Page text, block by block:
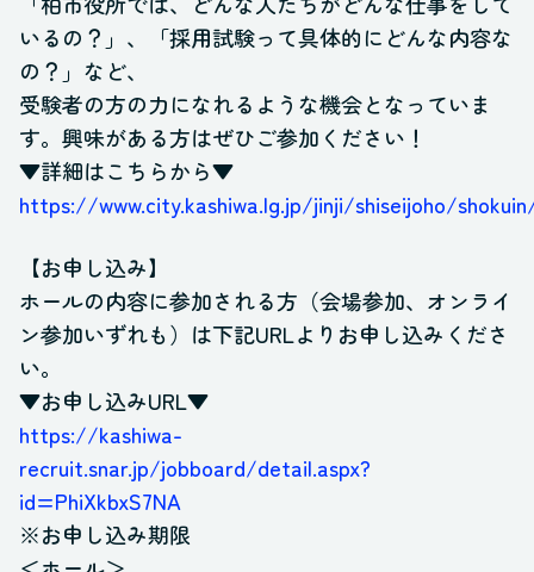
いるの？」、
「採用試験って具体的にどんな内容な
の？」など、
受験者の方の力になれるような機会となっていま
す。 興味がある方はぜひご参加ください！
▼詳細はこちらから▼
https://www.city.kashiwa.lg.jp/jinji/shiseijoho/
【お申し込み】
ホールの内容に参加される方（会場参加、オンライ
ン参加いずれも）は下記URLよりお申し込みくださ
い。
▼お申し込みURL▼
https://kashiwa-
recruit.snar.jp/jobboard/detail.aspx?
id=PhiXkbxS7NA
※お申し込み期限